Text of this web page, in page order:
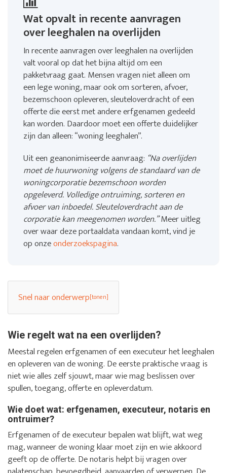
Wat opvalt in recente aanvragen
over leeghalen na overlijden
In recente aanvragen over leeghalen na overlijden
valt vooral op dat het bijna altijd om een
pakketvraag gaat. Mensen vragen niet alleen om
een lege woning, maar ook om sorteren, afvoer,
bezemschoon opleveren, sleuteloverdracht of een
offerte die eerst met andere erfgenamen gedeeld
kan worden. Daardoor moet een offerte duidelijker
zijn dan alleen: “woning leeghalen”.
Uit een geanonimiseerde aanvraag: “Na overlijden
moet de huurwoning volgens de standaard van de
woningcorporatie bezemschoon worden
opgeleverd. Volledige ontruiming, sorteren en
afvoer van inboedel. Sleuteloverdracht aan de
corporatie kan meegenomen worden.”Meer uitleg
over waar deze portaaldata vandaan komt, vind je
op onzeonderzoekspagina.
Snel naar onderwerp
Wie regelt wat na een overlijden?
Meestal regelen erfgenamen of een executeur het leeghalen
en opleveren van de woning. De eerste praktische vraag is
niet wie alles zelf sjouwt, maar wie mag beslissen over
spullen, toegang, offerte en opleverdatum.
Wie doet wat: erfgenamen, executeur, notaris en
ontruimer?
Erfgenamen of de executeur bepalen wat blijft, wat weg
mag, wanneer de woning klaar moet zijn en wie akkoord
geeft op de offerte. De notaris helpt bij vragen over